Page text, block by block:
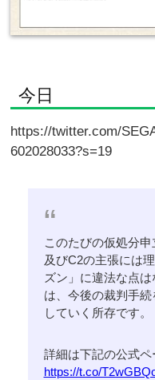
今日
https://twitter.com/
602028033?s=19
このたびの仮処分
及びC2の主張には
ズン」に違法な点
は、今後の裁判手
していく所存です。
詳細は下記の公式ペ
https://t.co/